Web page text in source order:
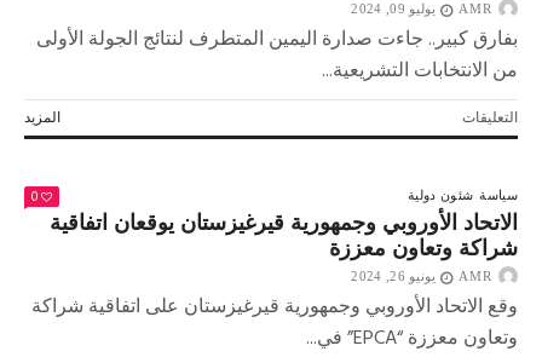
AMR يوليو 09, 2024
بفارق كبير.. جاءت صدارة اليمين المتطرف لنتائج الجولة الأولى
من الانتخابات التشريعية...
المزيد التعليقاتعلى
حال
الجولة
الثانية
للانتخابات
البرلمانية..هل
يسلم
مفاتيح
سياسة شئون دولية 0
الاتحاد الأوروبي وجمهورية قيرغيزستان يوقعان اتفاقية
شراكة وتعاون معززة
AMR يونيو 26, 2024
وقع الاتحاد الأوروبي وجمهورية قيرغيزستان على اتفاقية شراكة
وتعاون معززة “EPCA” في...